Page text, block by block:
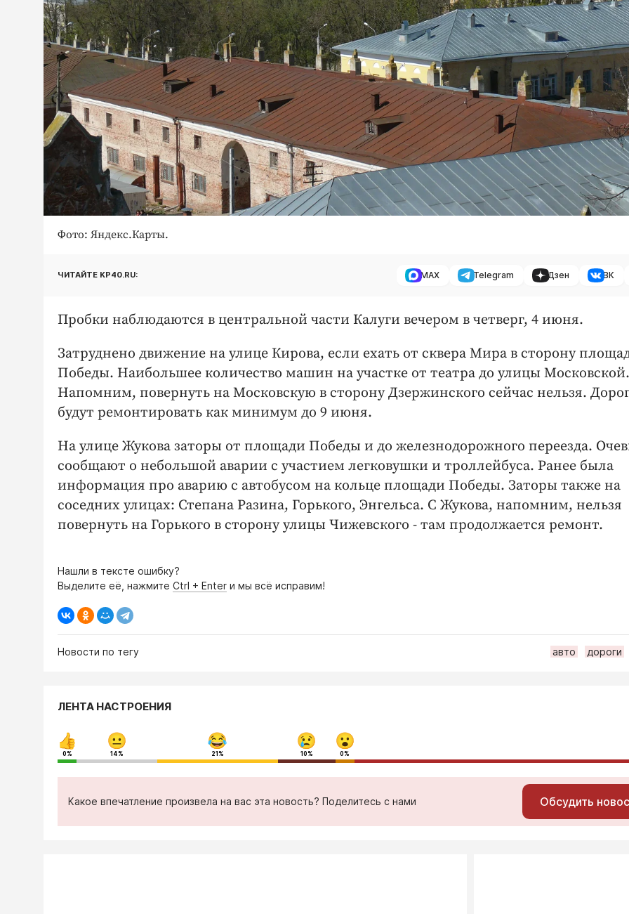
Фото: Яндекс.Карты.
ЧИТАЙТЕ KP40.RU: MAX Telegram Дзен ВК
Пробки наблюдаются в центральной части Калуги вечером в четверг, 4 июня.
Затруднено движение на улице Кирова, если ехать от сквера Мира в сторону
Победы. Наибольшее количество машин на участке от театра до улицы Московской.
Напомним, повернуть на Московскую в сторону Дзержинского сейчас нельзя.
будут ремонтировать как минимум до 9 июня.
На улице Жукова заторы от площади Победы и до железнодорожного переезда.
сообщают о небольшой аварии с участием легковушки и троллейбуса. Ранее была
информация про аварию с автобусом на кольце площади Победы. Заторы также на
соседних улицах: Степана Разина, Горького, Энгельса. С Жукова, напомним, нельзя
повернуть на Горького в сторону улицы Чижевского - там продолжается ремонт.
Нашли в тексте ошибку?
Выделите её, нажмите Ctrl + Enter и мы всё исправим!
Новости по тегу авто дороги
ЛЕНТА НАСТРОЕНИЯ
0% 14% 21% 10% 0%
Какое впечатление произвела на вас эта новость? Поделитесь с нами Обсудить